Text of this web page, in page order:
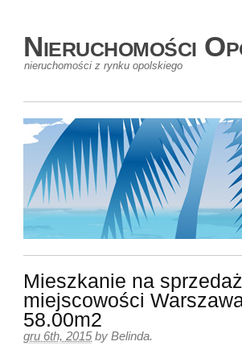
Nieruchomości
nieruchomości z rynku opolskiego
Mieszkanie na
miejscowości
58.00m2
gru 6th, 2015 by Belinda.